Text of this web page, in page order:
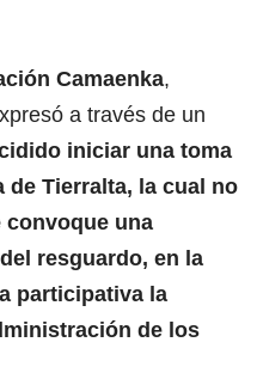
Camaenka,
a través de un
iniciar una toma
de Tierralta, la cual no
convoque una
resguardo, en la
participativa la
de los